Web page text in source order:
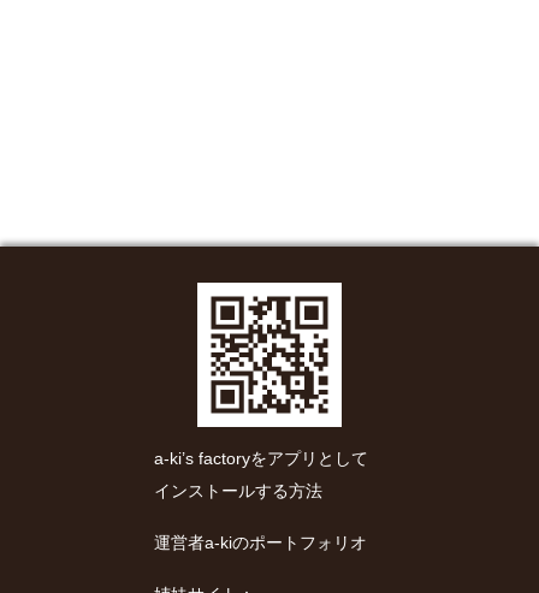
a-ki’s factoryをアプリとして
インストールする方法
運営者a-kiのポートフォリオ